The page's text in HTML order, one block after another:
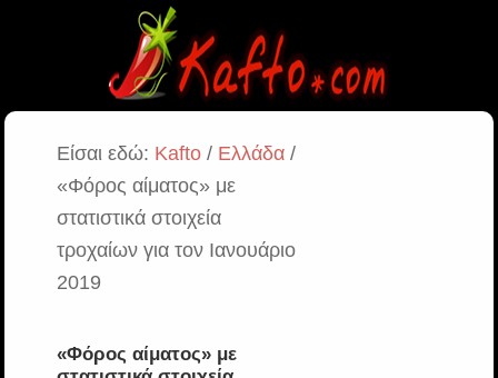
Είσαι εδώ: Kafto/ Ελλάδα/
«Φόρος αίματος» με
στατιστικά στοιχεία
τροχαίων για τον Ιανουάριο
2019
«Φόρος αίματος» με